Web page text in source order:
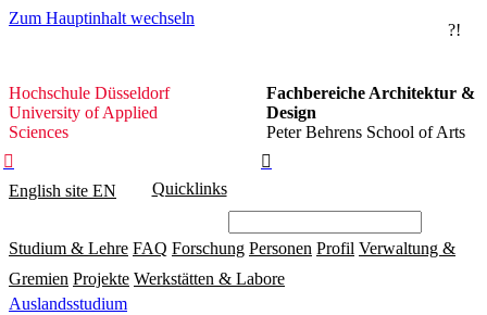
Zum Hauptinhalt wechseln
?!
Hochschule
Düsseldorf
Hochschule Düsseldorf
University of Applied
Sciences
Fachbereiche Architektur &
Design
Peter Behrens School of Arts


English site EN Quicklinks
Studium & Lehre FAQ Forschung Personen Profil Verwaltung &
Gremien Projekte Werkstätten & Labore
Auslandsstudium